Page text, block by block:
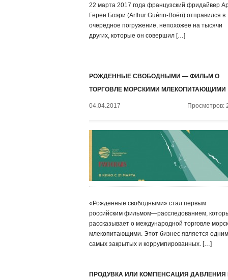
22 марта 2017 года французский фридайвер
Герен Боэри (Arthur Guérin-Boëri) отправился в
очередное погружение, непохожее на тысячи
других, которые он совершил […]
РОЖДЕННЫЕ СВОБОДНЫМИ — ФИЛЬМ О
ТОРГОВЛЕ МОРСКИМИ МЛЕКОПИТАЮЩИМИ
04.04.2017 Просмотров:
«Рожденные свободными» стал первым
российским фильмом—расследованием,
рассказывает о международной торговле
млекопитающими. Этот бизнес является
самых закрытых и коррумпированных. […]
ПРОДУВКА ИЛИ КОМПЕНСАЦИЯ ДАВЛЕНИЯ